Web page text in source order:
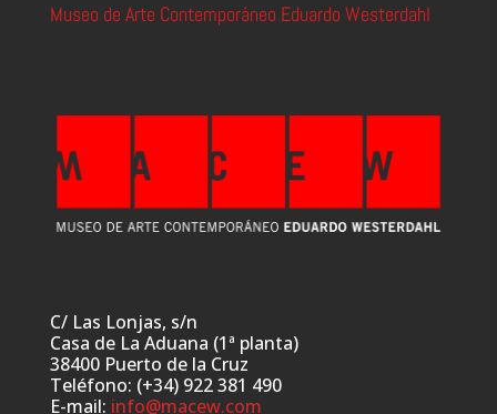
Museo de Arte Contemporáneo Eduardo Westerdahl
C/ Las Lonjas, s/n
Casa de La Aduana (1ª planta)
38400 Puerto de la Cruz
Teléfono: (+34) 922 381 490
E-mail: info@macew.com